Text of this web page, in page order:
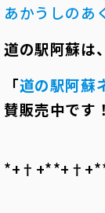
あかうしのあ
道の駅阿蘇は
「道の駅阿蘇
賛販売中です！